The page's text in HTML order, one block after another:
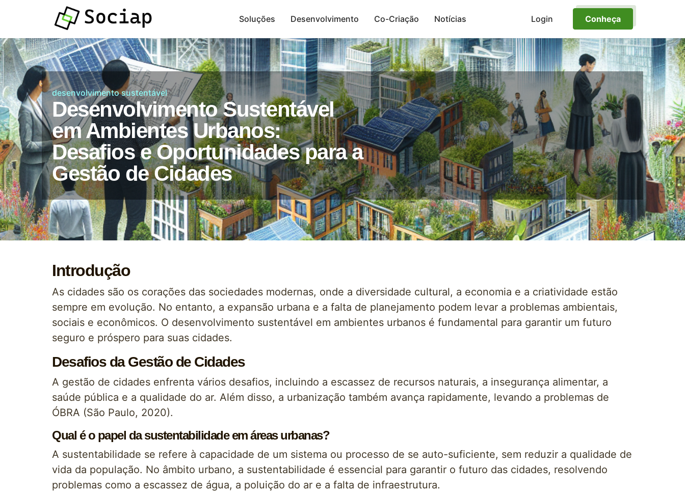
Soluções
Atendimento por
Whatsapp
Presença Digital
Desenvolvimento Co-Criação Notícias Login Conheça
desenvolvimento sustentável
Desenvolvimento Sustentável
em Ambientes Urbanos:
Desafios e Oportunidades para a
Gestão de Cidades
Introdução
As cidades são os corações das sociedades modernas, onde a diversidade cultural, a economia e a criatividade estão
sempre em evolução. No entanto, a expansão urbana e a falta de planejamento podem levar a problemas ambientais,
sociais e econômicos. O desenvolvimento sustentável em ambientes urbanos é fundamental para garantir um futuro
seguro e próspero para suas cidades.
Desafios da Gestão de Cidades
A gestão de cidades enfrenta vários desafios, incluindo a escassez de recursos naturais, a insegurança alimentar, a
saúde pública e a qualidade do ar. Além disso, a urbanização também avança rapidamente, levando a problemas de
ÓBRA (São Paulo, 2020).
Qual é o papel da sustentabilidade em áreas urbanas?
A sustentabilidade se refere à capacidade de um sistema ou processo de se auto-suficiente, sem reduzir a qualidade de
vida da população. No âmbito urbano, a sustentabilidade é essencial para garantir o futuro das cidades, resolvendo
problemas como a escassez de água, a poluição do ar e a falta de infraestrutura.